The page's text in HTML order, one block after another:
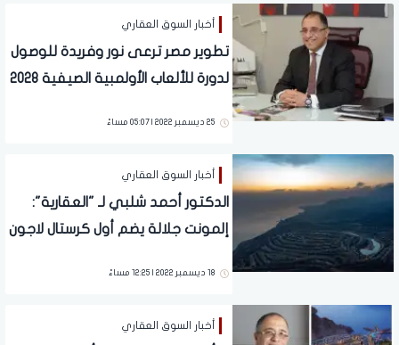
أخبار السوق العقاري
تطوير مصر ترعى نور وفريدة للوصول
لدورة للألعاب الأولمبية الصيفية 2028
25 ديسمبر 2022 | 05:07 مساءً
أخبار السوق العقاري
الدكتور أحمد شلبي لـ "العقارية":
إلمونت جلالة يضم أول كرستال لاجون
18 ديسمبر 2022 | 12:25 مساءً
أخبار السوق العقاري